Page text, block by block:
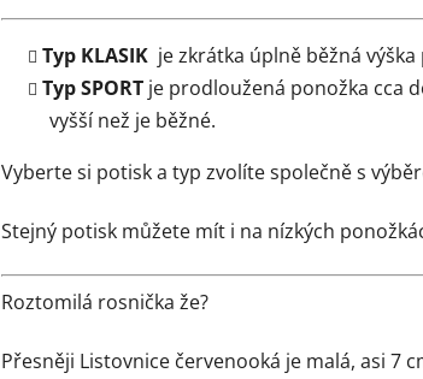
Typ KLASIK je zkrátka úplně běžná
Typ SPORT je prodloužená ponožka cca
vyšší než je běžné.
Vyberte si potisk a typ zvolíte společně s
Stejný potisk můžete mít i na nízkých
Roztomilá rosnička že?
Přesněji Listovnice červenooká je malá, asi 7